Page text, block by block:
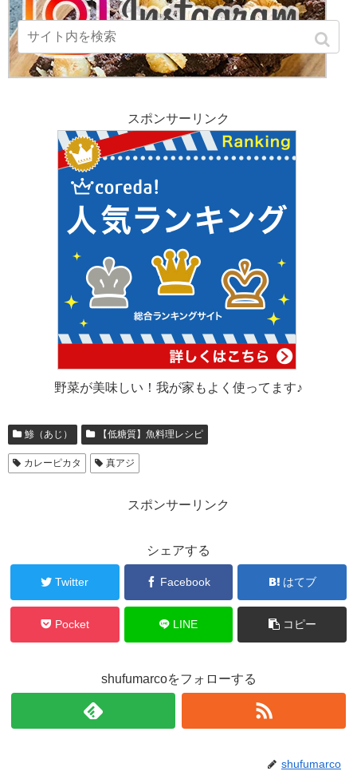
スポンサーリンク
野菜が美味しい！我が家もよく使ってます♪
鯵（あじ） 【低糖質】魚料理レシピ
カレーピカタ 真アジ
スポンサーリンク
シェアする
Twitter Facebook はてブ
Pocket LINE コピー
shufumarcoをフォローする
shufumarco